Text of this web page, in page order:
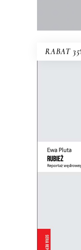
RABAT
z
murami i